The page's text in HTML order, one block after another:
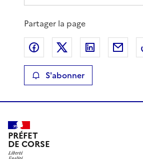
Partager la page
Partager sur Facebook
Partager sur X
Partager
S'abonner
PRÉFET
DE CORSE